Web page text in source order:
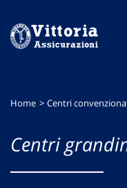
menu
contenuto
footer
Home Centri
Centri